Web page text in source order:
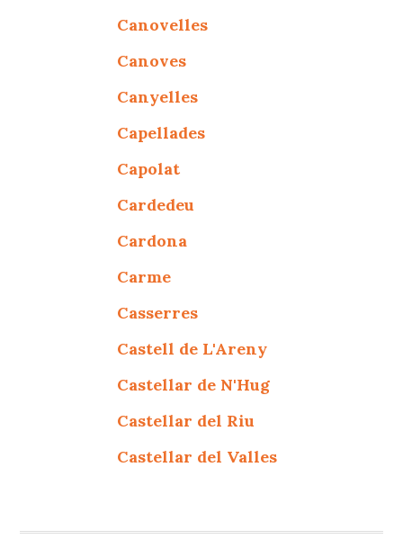
Canovelles
Canoves
Canyelles
Capellades
Capolat
Cardedeu
Cardona
Carme
Casserres
Castell de L'Areny
Castellar de N'Hug
Castellar del Riu
Castellar del Valles